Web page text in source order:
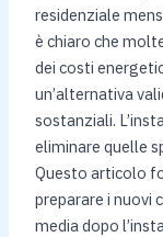
residenziale
è chiaro che
dei costi
un’alternativa
sostanziali.
eliminare quelle
Questo articolo
preparare i
media dopo